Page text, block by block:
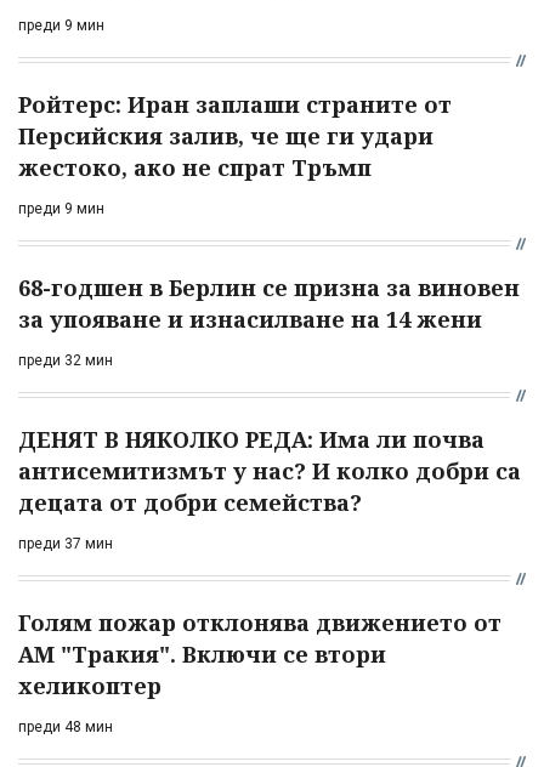
преди 9 мин
Ройтерс: Иран заплаши страните от
Персийския залив, че ще ги удари
жестоко, ако не спрат Тръмп
преди 9 мин
68-годшен в Берлин се призна за виновен
за упояване и изнасилване на 14 жени
преди 32 мин
ДЕНЯТ В НЯКОЛКО РЕДА: Има ли почва
антисемитизмът у нас? И колко добри са
децата от добри семейства?
преди 37 мин
Голям пожар отклонява движението от
АМ "Тракия". Включи се втори
хеликоптер
преди 48 мин